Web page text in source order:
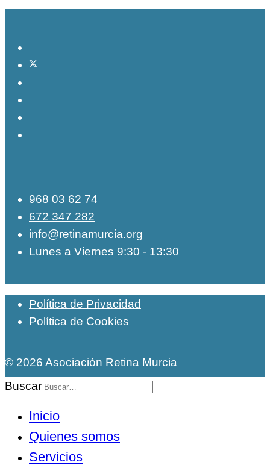
968 03 62 74
672 347 282
info@retinamurcia.org
Lunes a Viernes 9:30 - 13:30
Política de Privacidad
Política de Cookies
© 2026 Asociación Retina Murcia
Buscar
Inicio
Quienes somos
Servicios